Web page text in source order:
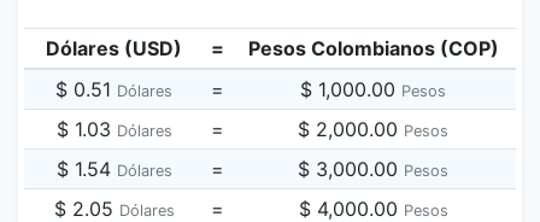
Dólares (USD) =
Pesos Colombianos (COP)
$ 0.51 Dólares = $ 1,000.00 Pesos
$ 1.03 Dólares = $ 2,000.00 Pesos
$ 1.54 Dólares = $ 3,000.00 Pesos
$ 2.05 Dólares = $ 4,000.00 Pesos